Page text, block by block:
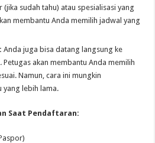
sudah tahu) atau spesialisasi yang
membantu Anda memilih jadwal yang
Anda juga bisa datang langsung ke
akan membantu Anda memilih
Namun, cara ini mungkin
yang lebih lama.
Saat Pendaftaran: